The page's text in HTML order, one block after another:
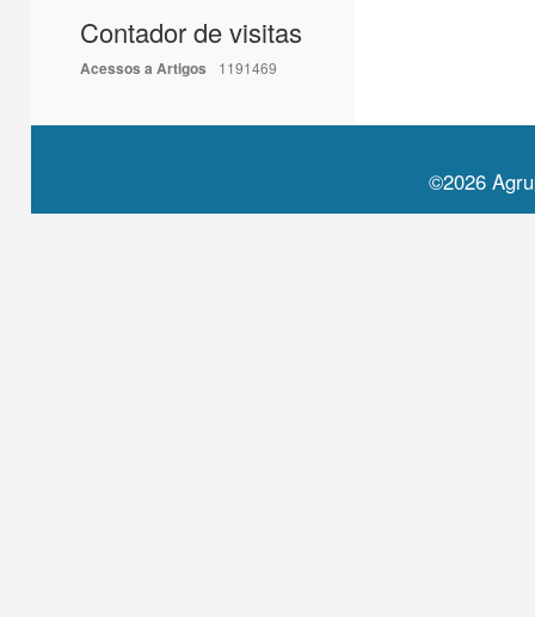
Contador de visitas
Acessos a Artigos 1191469
©2026